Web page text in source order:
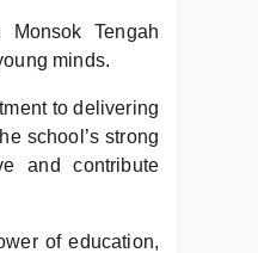
Tengah
minds.
to delivering
school’s strong
and contribute
of education,